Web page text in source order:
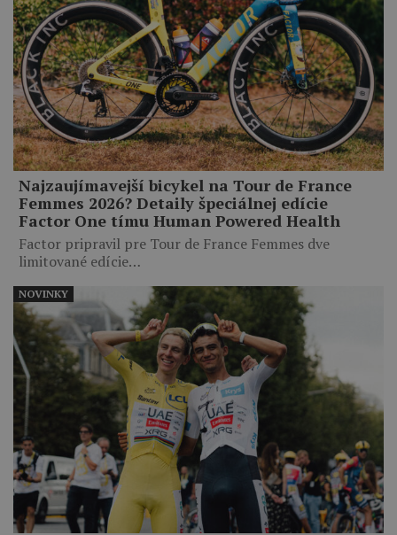
Najzaujímavejší bicykel na Tour de France
Femmes 2026? Detaily špeciálnej edície
Factor One tímu Human Powered Health
Factor pripravil pre Tour de France Femmes dve
limitované edície…
NOVINKY